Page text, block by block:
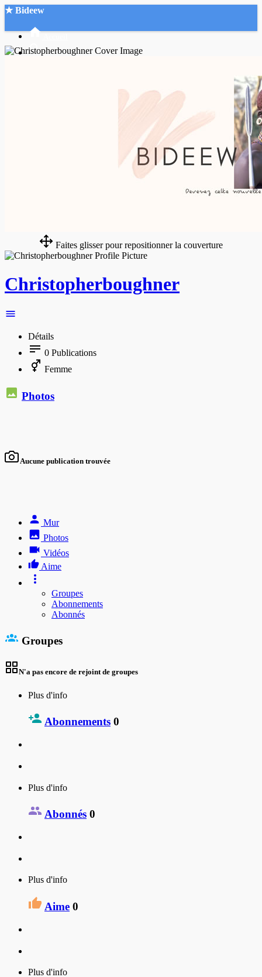
★ Bideew
Faites glisser pour repositionner la couverture
Christopherboughner
Détails
0 Publications
Femme
Photos
Aucune publication trouvée
Mur
Photos
Vidéos
Aime
Groupes
Abonnements
Abonnés
Groupes
N'a pas encore de rejoint de groupes
Plus d'info
Abonnements 0
Plus d'info
Abonnés 0
Plus d'info
Aime 0
Plus d'info